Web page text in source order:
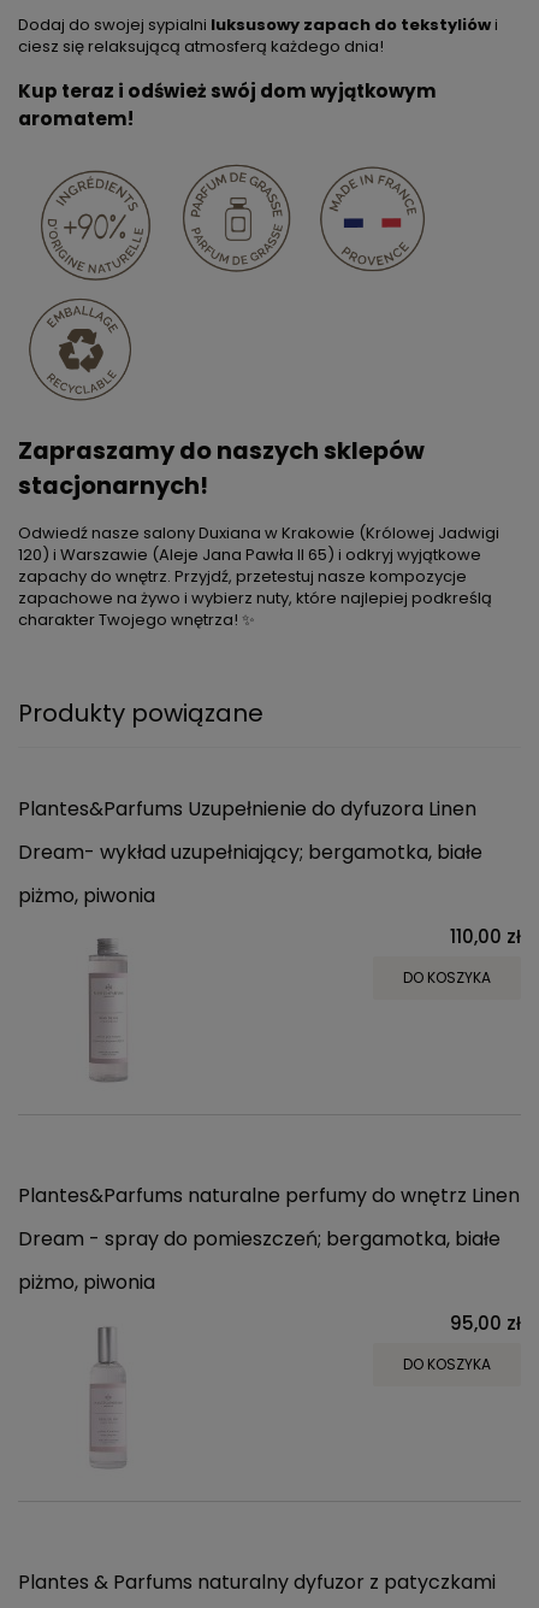
Dodaj do swojej sypialni luksusowy zapach do tekstyliów i
ciesz się relaksującą atmosferą każdego dnia!
Kup teraz i odśwież swój dom wyjątkowym
aromatem!
Zapraszamy do naszych sklepów
stacjonarnych!
Odwiedź nasze salony Duxiana w Krakowie (Królowej Jadwigi
120) i Warszawie (Aleje Jana Pawła II 65) i odkryj wyjątkowe
zapachy do wnętrz. Przyjdź, przetestuj nasze kompozycje
zapachowe na żywo i wybierz nuty, które najlepiej podkreślą
charakter Twojego wnętrza! ✨
Produkty powiązane
Plantes&Parfums Uzupełnienie do dyfuzora Linen
Dream- wykład uzupełniający; bergamotka, białe
piżmo, piwonia
110,00 zł
DO KOSZYKA
Plantes&Parfums naturalne perfumy do wnętrz Linen
Dream - spray do pomieszczeń; bergamotka, białe
piżmo, piwonia
95,00 zł
DO KOSZYKA
Plantes & Parfums naturalny dyfuzor z patyczkami